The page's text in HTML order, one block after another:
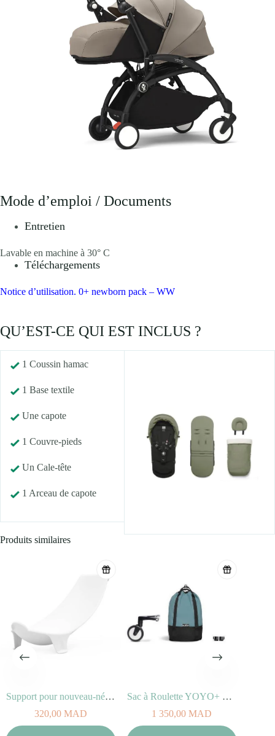
Mode d’emploi / Documents
Entretien
Lavable en machine à 30° C
Téléchargements
Notice d’utilisation. 0+ newborn pack – WW
QU’EST-CE QUI EST INCLUS ?
1 Coussin hamac
1 Base textile
Une capote
1 Couvre-pieds
Un Cale-tête
1 Arceau de capote
Produits similaires
Support pour nouveau-né STOKKE FLEXI BATH
320,00MAD
Sac à Roulette YOYO+ Bag Aqua
1 350,00MAD